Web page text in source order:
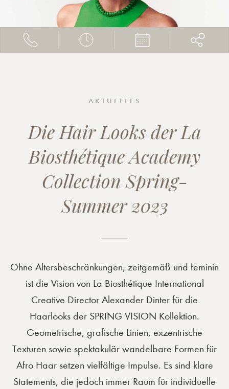
AKTUELLES
Die Hair Looks der La
Biosthétique Academy
Collection Spring-
Summer 2023
Ohne Altersbeschränkungen, zeitgemäß und feminin
ist die Vision von La Biosthétique International
Creative Director Alexander Dinter für die
Haarlooks der SPRING VISION Kollektion.
Geometrische, grafische Linien, exzentrische
Texturen sowie spektakulär wandelbare Formen für
Afro Haar setzen vielfältige Impulse. Es sind klare
Statements, die jedoch immer Raum für individuelle